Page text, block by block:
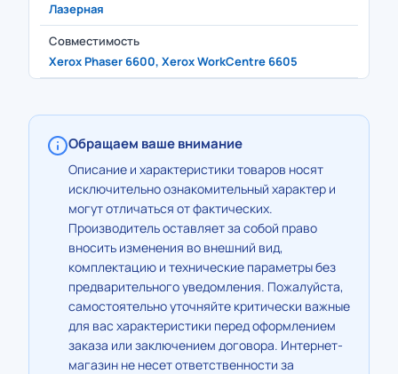
Лазерная
Совместимость
Xerox Phaser 6600, Xerox WorkCentre 6605
Обращаем ваше внимание
Описание и характеристики товаров носят
исключительно ознакомительный характер и
могут отличаться от фактических.
Производитель оставляет за собой право
вносить изменения во внешний вид,
комплектацию и технические параметры без
предварительного уведомления. Пожалуйста,
самостоятельно уточняйте критически важные
для вас характеристики перед оформлением
заказа или заключением договора. Интернет-
магазин не несет ответственности за